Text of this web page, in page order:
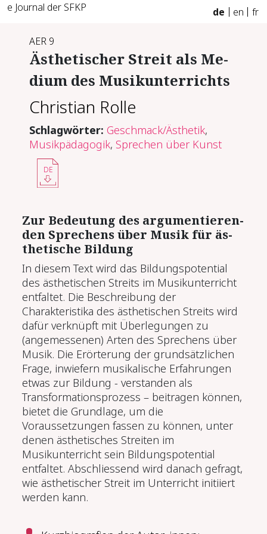
e Journal der SFKP de en fr
AER 9
Äs­the­ti­scher Streit als Me­
dium des Mu­sikun­ter­richts
Christian Rolle
Schlagwörter: Geschmack/Ästhetik,
Musikpädagogik, Sprechen über Kunst
DE
Zur Be­deu­tung des ar­gu­men­tie­ren­
den Spre­chens über Mu­sik für äs­
the­ti­sche Bil­dung
In diesem Text wird das Bildungspotential
des ästhetischen Streits im Musikunterricht
entfaltet. Die Beschreibung der
Charakteristika des ästhetischen Streits wird
dafür verknüpft mit Überlegungen zu
(angemessenen) Arten des Sprechens über
Musik. Die Erörterung der grundsätzlichen
Frage, inwiefern musikalische Erfahrungen
etwas zur Bildung - verstanden als
Transformationsprozess – beitragen können,
bietet die Grundlage, um die
Voraussetzungen fassen zu können, unter
denen ästhetisches Streiten im
Musikunterricht sein Bildungspotential
entfaltet. Abschliessend wird danach gefragt,
wie ästhetischer Streit im Unterricht initiiert
werden kann.